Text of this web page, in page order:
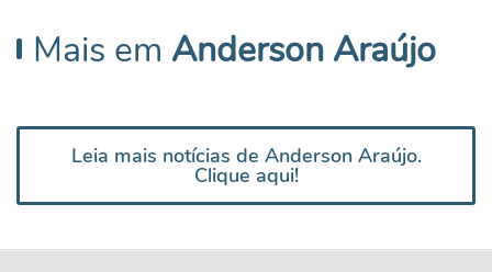
Mais em Anderson Araújo
Leia mais notícias de Anderson Araújo.
Clique aqui!